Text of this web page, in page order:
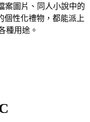
案圖片、同人小說中的
個性化禮物，都能派上
種用途。